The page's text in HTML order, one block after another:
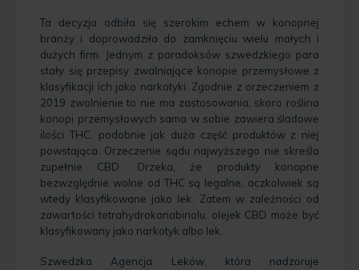
Ta decyzja odbiła się szerokim echem w konopnej
branży i doprowadziła do zamknięciu wielu małych i
dużych firm. Jednym z paradoksów szwedzkiego para
stały się przepisy zwalniające konopie przemysłowe z
klasyfikacji ich jako narkotyki. Zgodnie z orzeczeniem z
2019 zwolnienie to nie ma zastosowania, skoro roślina
konopi przemysłowych sama w sobie zawiera śladowe
ilości THC, podobnie jak duża część produktów z niej
powstająca. Orzeczenie sądu najwyższego nie skreśla
zupełnie CBD. Orzeka, że produkty konopne
bezwzględnie wolne od THC są legalne, aczkolwiek są
wtedy klasyfikowane jako lek. Zatem w zależności od
zawartości tetrahydrokanabinolu, olejek CBD może być
klasyfikowany jako narkotyk albo lek.
Szwedzka Agencja Leków, która nadzoruje